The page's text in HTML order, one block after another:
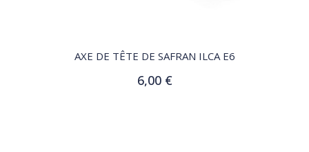
AXE DE TÊTE DE SAFRAN ILCA E6
6,00 €
Ajouter au panier